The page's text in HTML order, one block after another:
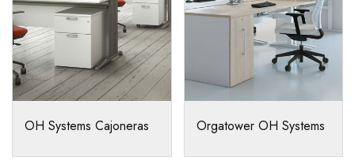
OH Systems Cajoneras Orgatower OH Systems